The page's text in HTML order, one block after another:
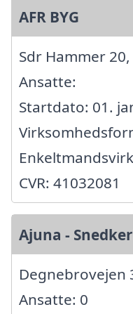
AFR BYG
Sdr Hammer
Ansatte:
Startdato: 01.
CVR: 41032081
Ajuna -
Degnebrovejen
Ansatte: 0